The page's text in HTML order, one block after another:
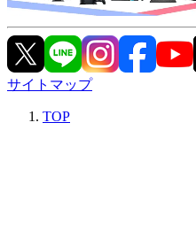
サイトマップ
TOP